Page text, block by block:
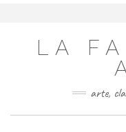
LA
arte,